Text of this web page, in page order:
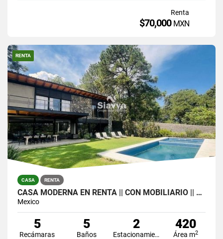
Renta
$70,000 MXN
RENTA
CASA RENTA
CASA MODERNA EN RENTA || CON MOBILIARIO || AVÁNDARO, VALLE DE BRAVO
Mexico
5
Recámaras
5
Baños
2
Estacionamiento
420
Área m2